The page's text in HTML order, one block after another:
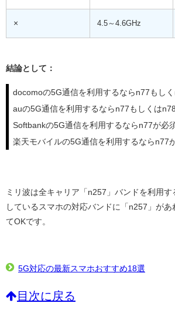
× 4.5～4.6GHz
結論として：
docomoの5G通信を利用するならn77もし
auの5G通信を利用するならn77もしくは
Softbankの5G通信を利用するならn77が必
楽天モバイルの5G通信を利用するならn77
ミリ波は全キャリア「n257」バンドを利用す
しているスマホの対応バンドに「n257」があ
てOKです。
5G対応の最新スマホおすすめ18選
目次に戻る